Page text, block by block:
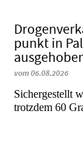
punkt in
vom 06.08.2026
​​​​​​​Sichergestellt
trotzdem 60